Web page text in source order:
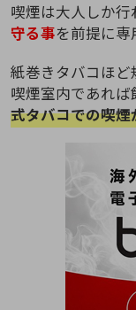
喫煙は大人しか行
守る事を前提に専
紙巻きタバコほ
喫煙室内であれ
式タバコでの喫